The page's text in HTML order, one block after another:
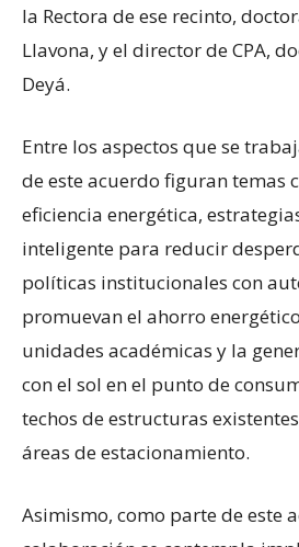
la Rectora de ese recinto,
Llavona, y el director de CPA,
Deyá.
Entre los aspectos que se
de este acuerdo figuran temas
eficiencia energética,
inteligente para reducir
políticas institucionales con
promuevan el ahorro
unidades académicas y la
con el sol en el punto de
techos de estructuras
áreas de estacionamiento.
Asimismo, como parte de este